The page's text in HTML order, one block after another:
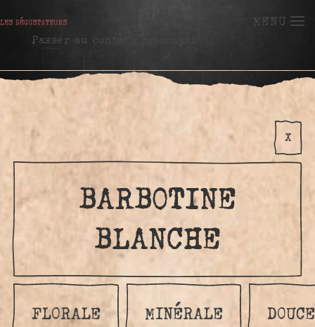
Passer au contenu principal
MENU
X
BARBOTINE
BLANCHE
FLORALE MINÉRALE DOUCE